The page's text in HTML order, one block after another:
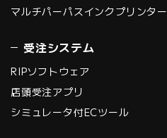
マルチパーパスインクプリンター
受注システム
RIPソフトウェア
店頭受注アプリ
シミュレータ付ECツール